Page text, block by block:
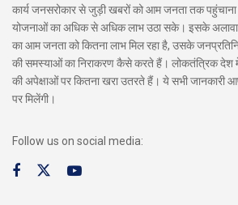
कार्य जनसरोकार से जुड़ी खबरों को आम जनता तक
योजनाओं का अधिक से अधिक लाभ उठा सके। इसके अलावा
का आम जनता को कितना लाभ मिल रहा है, उसके
की समस्याओं का निराकरण कैसे करते हैं। लोकतंत्रिक देश
की अपेक्षाओं पर कितना खरा उतरते हैं। ये सभी
पर मिलेंगी।
Follow us on social media: